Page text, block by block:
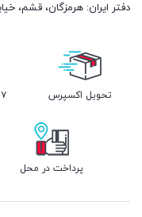
دفتر ایران: هرمزگان، قشم،
تحویل اکسپرس
پرداخت در محل